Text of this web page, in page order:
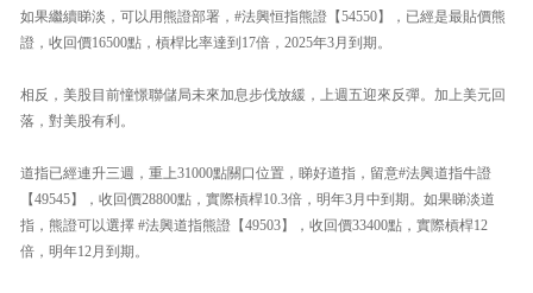
如果繼續睇淡，可以用熊證部署，#法興恒指熊證【54550】，已經是最貼價熊
證，收回價16500點，槓桿比率達到17倍，2025年3月到期。
相反，美股目前憧憬聯儲局未來加息步伐放緩，上週五迎來反彈。加上美元回
落，對美股有利。
道指已經連升三週，重上31000點關口位置，睇好道指，留意#法興道指牛證
【49545】，收回價28800點，實際槓桿10.3倍，明年3月中到期。如果睇淡道
指，熊證可以選擇 #法興道指熊證【49503】，收回價33400點，實際槓桿12
倍，明年12月到期。